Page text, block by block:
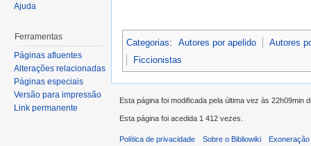
Categorias: Autores por apelido
Autores
Ficcionistas
Ajuda
Ferramentas
Páginas afluentes
Alterações relacionadas
Páginas especiais
Versão para impressão
Link permanente
Esta página foi modificada pela última vez às 22h09min
Esta página foi acedida 1 412 vezes.
Política de privacidade Sobre o Bibliowiki